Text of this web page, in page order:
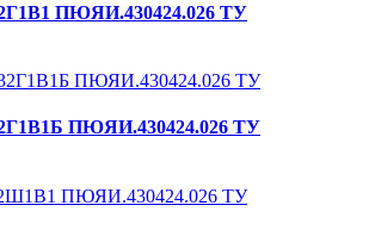
ПЮЯИ.430424.026 ТУ
ПЮЯИ.430424.026 ТУ